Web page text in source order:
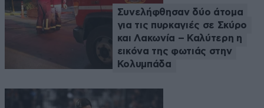
Συνελήφθησαν δύο άτομα
για τις πυρκαγιές σε Σκύρο
και Λακωνία – Καλύτερη η
εικόνα της φωτιάς στην
Κολυμπάδα